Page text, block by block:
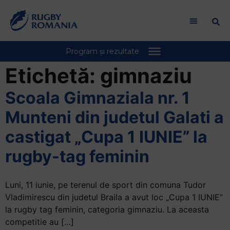
in
Accessibility
screen
reader.
To
start
All
screen
reader,
press
"Ctrl
Etichetă: gimnaziu
Scoala Gimnaziala nr. 1
Munteni din judetul Galati a
castigat „Cupa 1 IUNIE” la
rugby-tag feminin
Luni, 11 iunie, pe terenul de sport din comuna Tudor
Vladimirescu din judetul Braila a avut loc „Cupa 1 IUNIE”
la rugby tag feminin, categoria gimnaziu. La aceasta
competitie au […]